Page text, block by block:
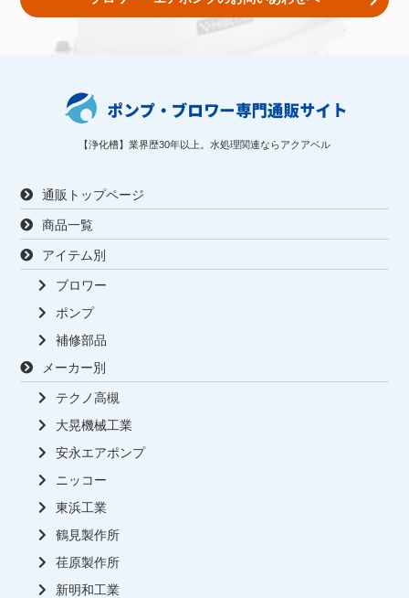
【浄化槽】業界歴30年以上。水処理関連ならアクアベル
通販トップページ
商品一覧
アイテム別
ブロワー
ポンプ
補修部品
メーカー別
テクノ高槻
大晃機械工業
安永エアポンプ
ニッコー
東浜工業
鶴見製作所
荏原製作所
新明和工業